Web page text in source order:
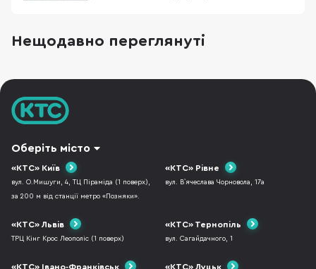
заводі. Це забезпечує надзвичайно плавний
хід клавіш та блискавичний відгук без зайво
Нещодавно переглянуті
Оберіть місто
«КТС» Київ
вул. О.Мишуги, 4, ТЦ Піраміда (1 поверх),
за 200 м від станції метро «Позняки».
«КТС» Рівне
вул. В`ячеслава Чорновола, 17а
«КТС» Львів
ТРЦ Кінг Крос Леополіс (1 поверх)
«КТС» Тернопіль
вул. Сагайдачного, 1
«КТС» Івано-Франківськ «КТС» Луцьк